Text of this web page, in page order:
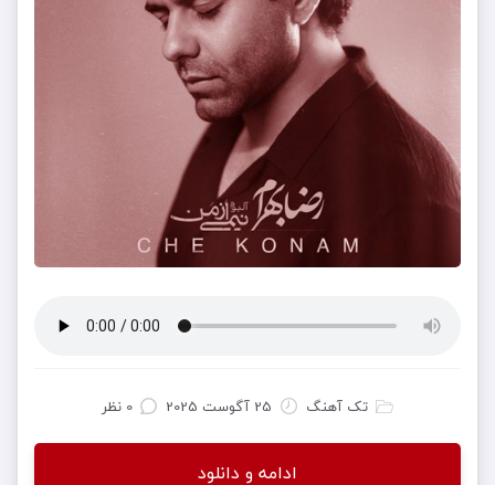
تک آهنگ 25 آگوست 2025 0 نظر
ادامه و دانلود